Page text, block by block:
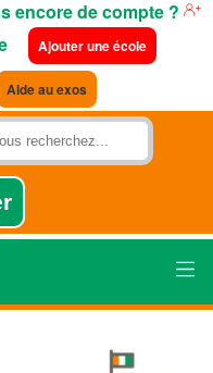
encore de compte ?
Ajouter une école
Aide au exos